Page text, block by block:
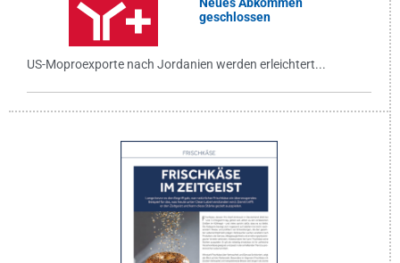
geschlossen
US-Moproexporte nach Jordanien werden erleichtert...